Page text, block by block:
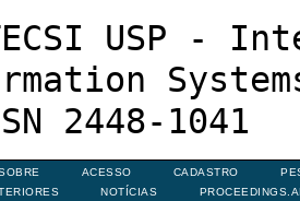
USP -
2448-1041
ACESSO CADASTRO
NOTÍCIAS